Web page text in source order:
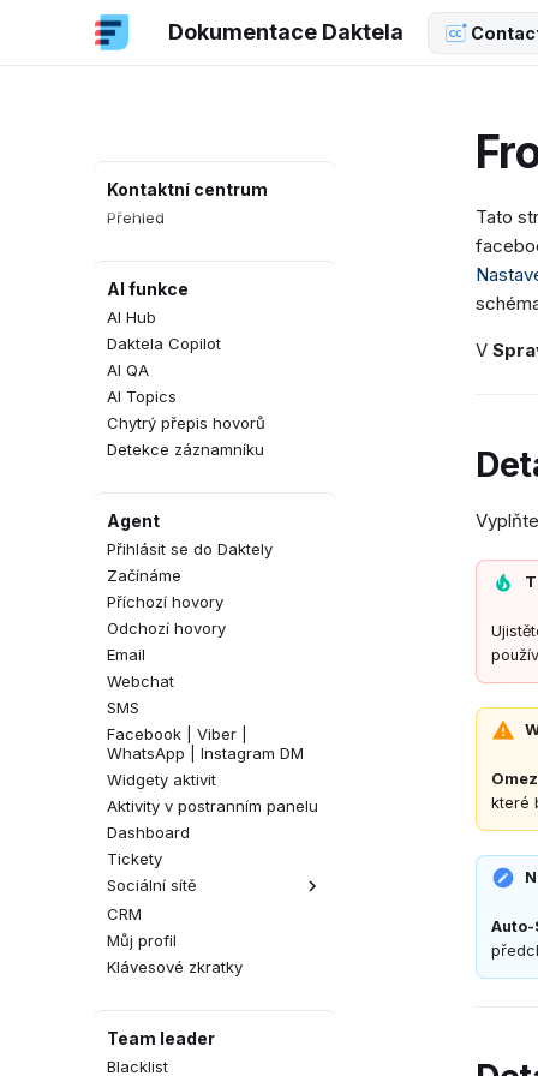
Dokumentace Daktela
Kontaktní centrum
Přehled
AI funkce
AI Hub
Daktela Copilot
AI QA
AI Topics
Chytrý přepis hovorů
Detekce záznamníku
Agent
Přihlásit se do Daktely
Začínáme
Příchozí hovory
Odchozí hovory
Email
Webchat
SMS
Facebook | Viber |
WhatsApp | Instagram DM
Widgety aktivit
Aktivity v postranním panelu
Dashboard
Tickety
Sociální sítě
Komentáře na Facebooku
Komentáře na Instagramu
CRM
Můj profil
Klávesové zkratky
Team leader
Blacklist
Tato
V
které